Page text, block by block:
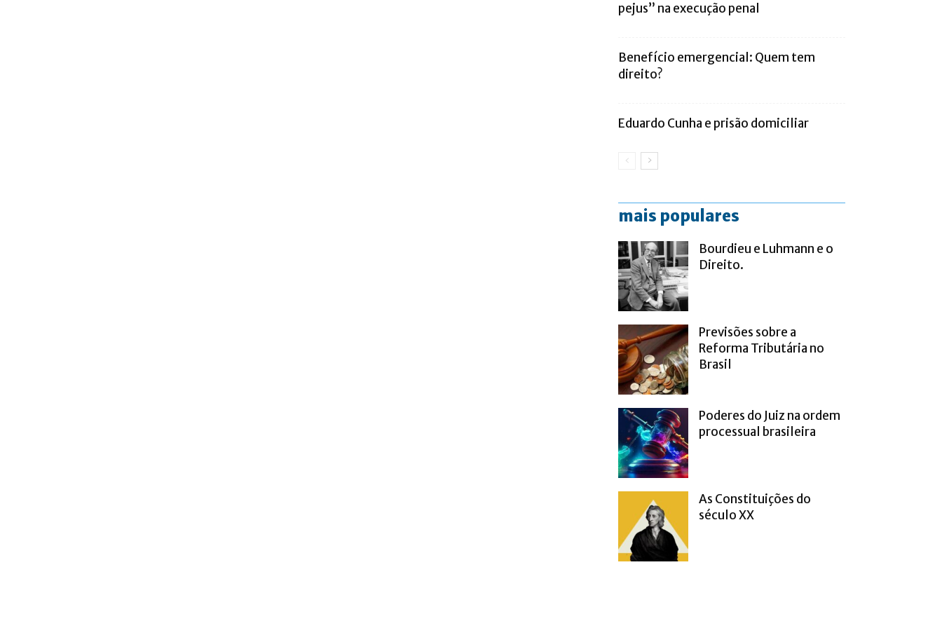
pejus” na execução penal
Benefício emergencial: Quem tem
direito?
Eduardo Cunha e prisão domiciliar
mais populares
Bourdieu e Luhmann e o
Direito.
Previsões sobre a
Reforma Tributária no
Brasil
Poderes do Juiz na ordem
processual brasileira
As Constituições do
século XX